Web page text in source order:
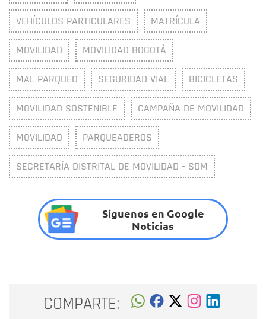
VEHÍCULOS PARTICULARES MATRÍCULA
MOVILIDAD MOVILIDAD BOGOTÁ
MAL PARQUEO SEGURIDAD VIAL BICICLETAS
MOVILIDAD SOSTENIBLE CAMPAÑA DE MOVILIDAD
MOVILIDAD PARQUEADEROS
SECRETARÍA DISTRITAL DE MOVILIDAD - SDM
Síguenos en Google
Noticias
COMPARTE: